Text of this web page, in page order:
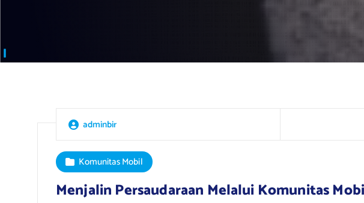
adminbir
Komunitas Mobil
Menjalin Persaudaraan Melalui Komunitas